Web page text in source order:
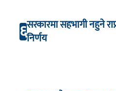
६सरकारमा सहभागी नहुने
निर्णय